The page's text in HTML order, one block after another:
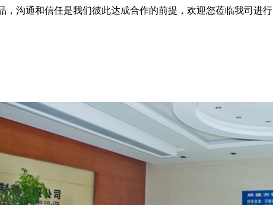
，沟通和信任是我们彼此达成合作的前提，欢迎您莅临我司进行